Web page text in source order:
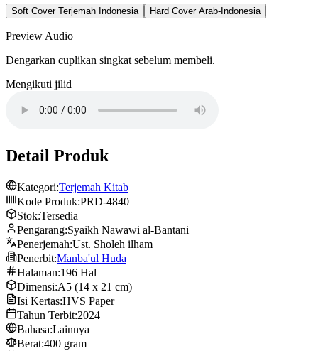
Soft Cover Terjemah Indonesia Hard Cover Arab-Indonesia
Preview Audio
Dengarkan cuplikan singkat sebelum membeli.
Mengikuti jilid
Detail Produk
Kategori:Terjemah Kitab
Kode Produk:PRD-4840
Stok:Tersedia
Pengarang:Syaikh Nawawi al-Bantani
Penerjemah:Ust. Sholeh ilham
Penerbit:Manba'ul Huda
Halaman:196 Hal
Dimensi:A5 (14 x 21 cm)
Isi Kertas:HVS Paper
Tahun Terbit:2024
Bahasa:Lainnya
Berat:400 gram